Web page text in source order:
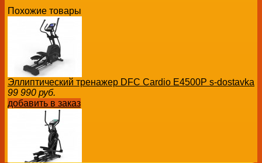
Похожие товары
Эллиптический тренажер DFC Cardio E4500P s-dostavka
99 990 руб.
добавить в заказ